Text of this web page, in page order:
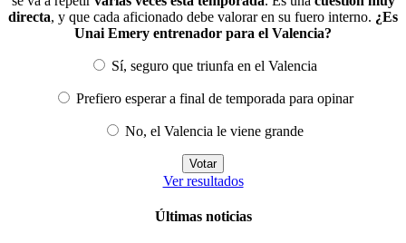
directa, y que cada aficionado debe valorar en su fuero interno. ¿Es
Unai Emery entrenador para el Valencia?
Sí, seguro que triunfa en el Valencia
Prefiero esperar a final de temporada para opinar
No, el Valencia le viene grande
Ver resultados
Últimas noticias